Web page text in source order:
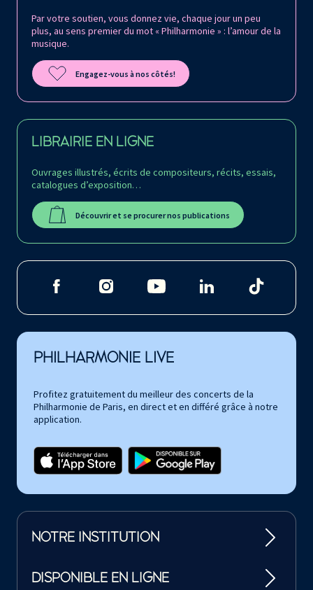
Par votre soutien, vous donnez vie, chaque jour un peu
plus, au sens premier du mot « Philharmonie » : l’amour de la
musique.
Engagez-vous à nos côtés!
LIBRAIRIE EN LIGNE
Ouvrages illustrés, écrits de compositeurs, récits, essais,
catalogues d’exposition…
Découvrir et se procurer nos publications
PHILHARMONIE LIVE
Profitez gratuitement du meilleur des concerts de la
Philharmonie de Paris, en direct et en différé grâce à notre
application.
NOTRE INSTITUTION
DISPONIBLE EN LIGNE